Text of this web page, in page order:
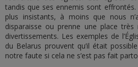
tandis que ses ennemis sont
plus insistants, à moins que nous
disparaisse ou prenne une place très
divertissements. Les exemples de
du Belarus prouvent qu’il était possible
notre faute si cela ne s’est pas fait